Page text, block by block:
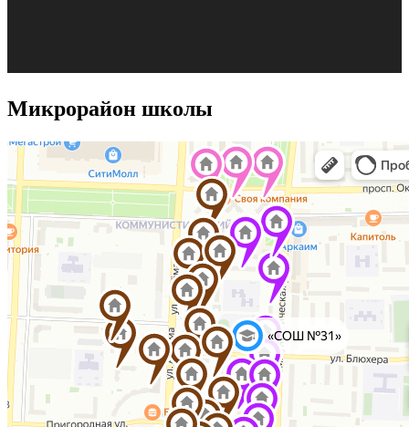
Микрорайон школы